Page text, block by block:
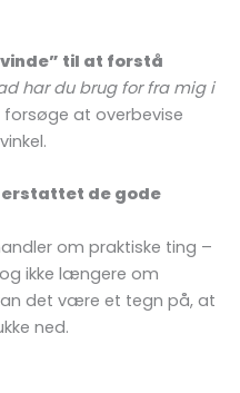
til at forstå
har du brug for fra mig i
at overbevise
erstattet de gode
om praktiske ting –
ikke længere om
det være et tegn på, at
ned.